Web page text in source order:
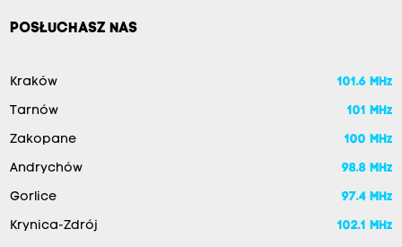
POSŁUCHASZ NAS
Kraków 101.6 MHz
Tarnów 101 MHz
Zakopane 100 MHz
Andrychów 98.8 MHz
Gorlice 97.4 MHz
Krynica-Zdrój 102.1 MHz